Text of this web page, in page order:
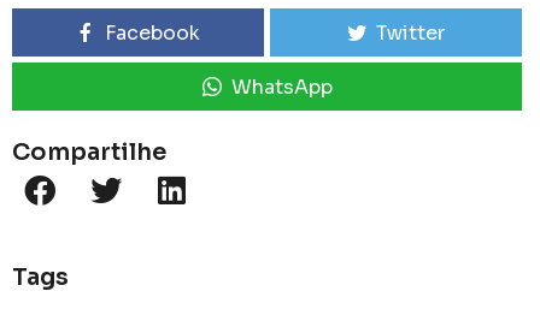
Compartilhe
Tags
Facebook Twitter
WhatsApp